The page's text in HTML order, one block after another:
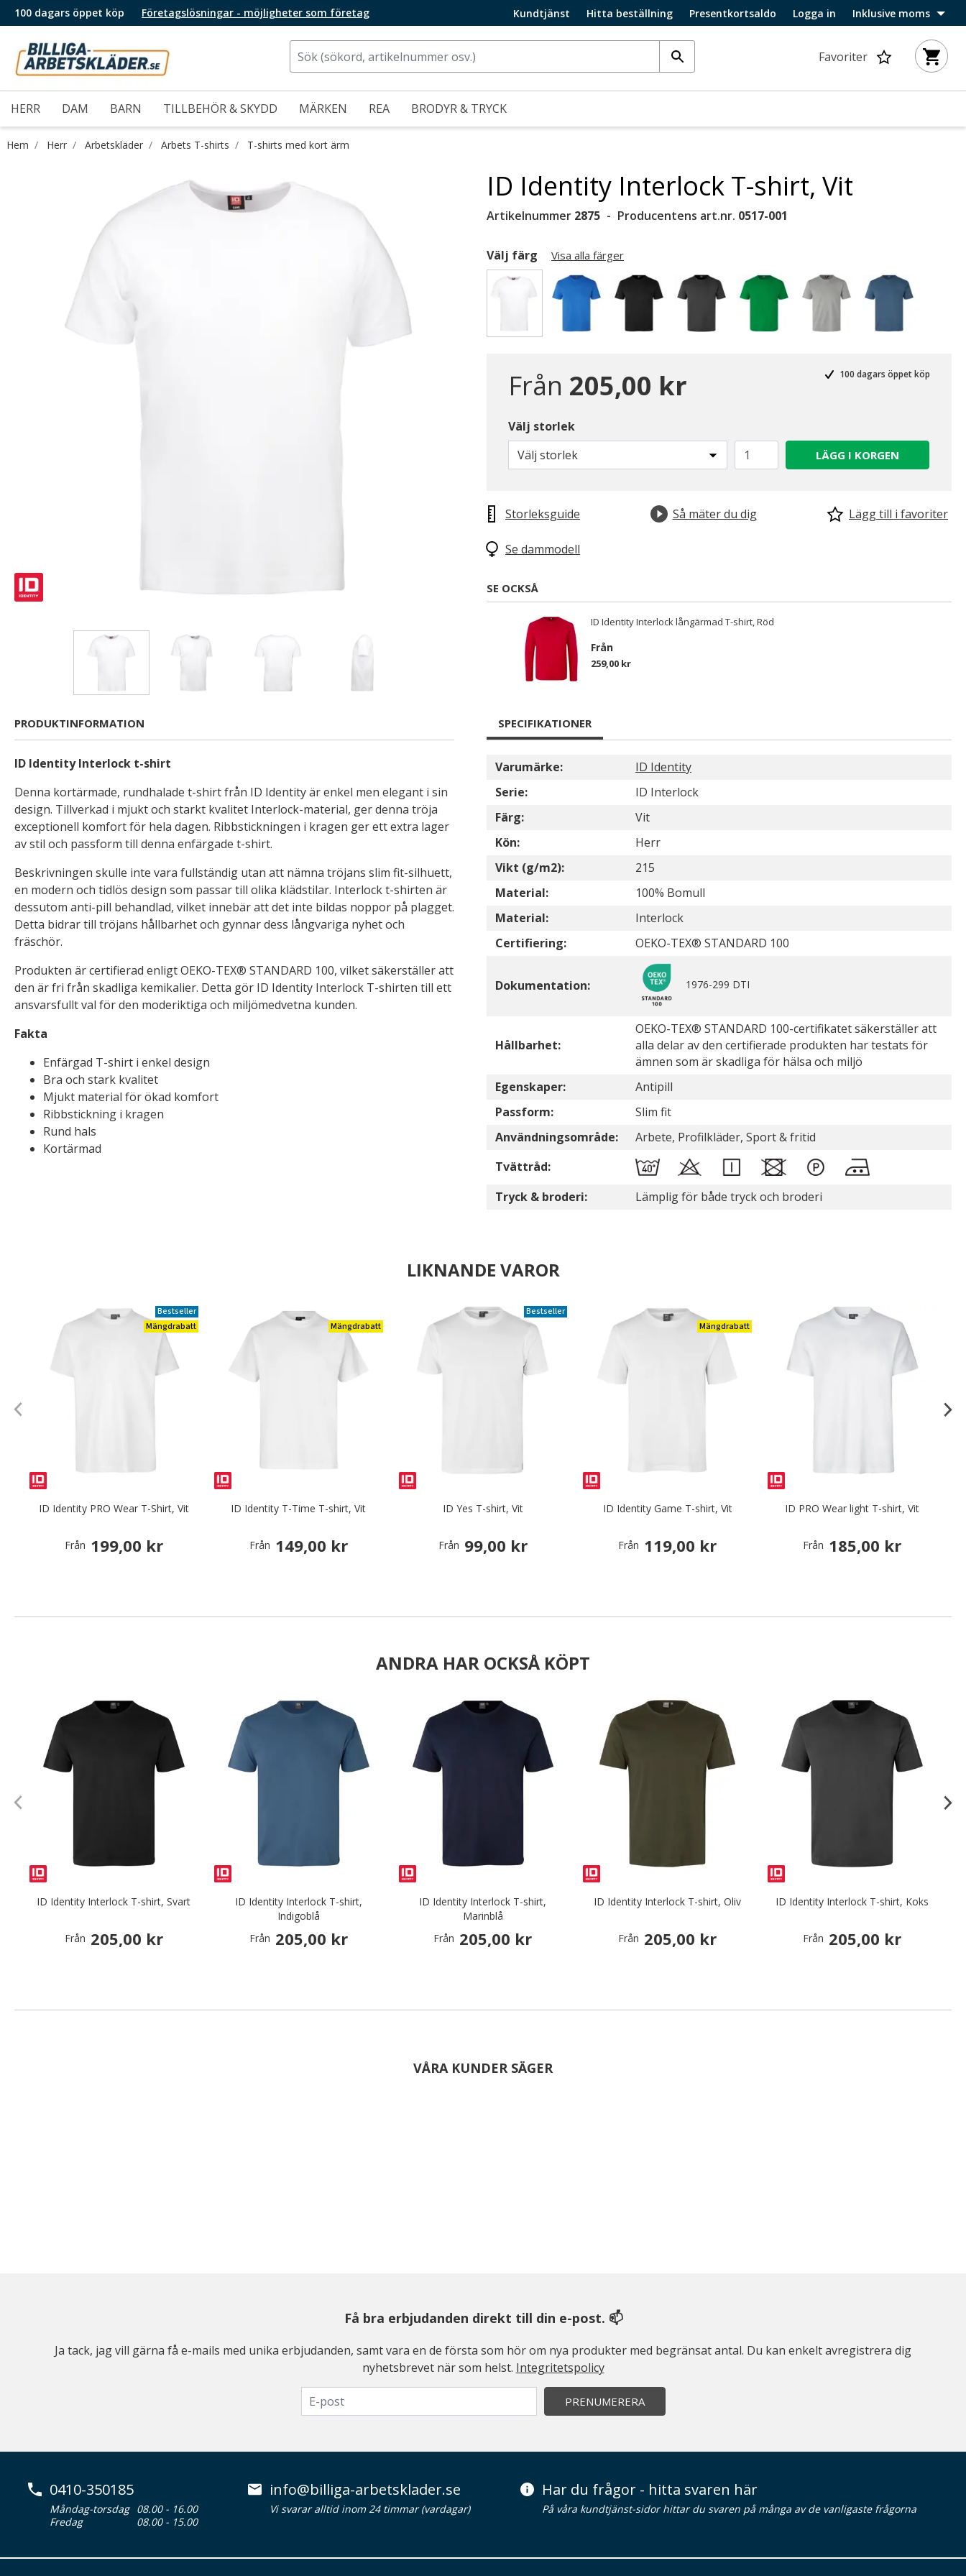
100 dagars öppet köp Företagslösningar - möjligheter som företag Kundtjänst Hitta beställning Presentkortsaldo Logga in Inklusive moms
Favoriter
HERR DAM BARN TILLBEHÖR & SKYDD MÄRKEN REA BRODYR & TRYCK
Hem Herr Arbetskläder Arbets T-shirts T-shirts med kort ärm
ID Identity Interlock T-shirt, Vit
Artikelnummer 2875 Producentens art.nr. 0517-001
Välj färg Visa alla färger
Från 205,00 kr 100 dagars öppet köp
Välj storlek
Välj storlek
LÄGG I KORGEN
Storleksguide Så mäter du dig Lägg till i favoriter
Se dammodell
SE OCKSÅ
ID Identity Interlock långärmad T-shirt, Röd
Från
259,00 kr
PRODUKTINFORMATION
ID Identity Interlock t-shirt
Denna kortärmade, rundhalade t-shirt från ID Identity är enkel men elegant i sin
design. Tillverkad i mjukt och starkt kvalitet Interlock-material, ger denna tröja
exceptionell komfort för hela dagen. Ribbstickningen i kragen ger ett extra lager
av stil och passform till denna enfärgade t-shirt.
Beskrivningen skulle inte vara fullständig utan att nämna tröjans slim fit-silhuett,
en modern och tidlös design som passar till olika klädstilar. Interlock t-shirten är
dessutom anti-pill behandlad, vilket innebär att det inte bildas noppor på plagget.
Detta bidrar till tröjans hållbarhet och gynnar dess långvariga nyhet och
fräschör.
Produkten är certifierad enligt OEKO-TEX® STANDARD 100, vilket säkerställer att
den är fri från skadliga kemikalier. Detta gör ID Identity Interlock T-shirten till ett
ansvarsfullt val för den moderiktiga och miljömedvetna kunden.
Fakta
Enfärgad T-shirt i enkel design
Bra och stark kvalitet
Mjukt material för ökad komfort
Ribbstickning i kragen
Rund hals
Kortärmad
SPECIFIKATIONER
Varumärke:
ID Identity
Serie:
ID Interlock
Färg:
Vit
Kön:
Herr
Vikt (g/m2):
215
Material:
100% Bomull
Material:
Interlock
Certifiering:
OEKO-TEX® STANDARD 100
Dokumentation: 1976-299 DTI
Hållbarhet:
OEKO-TEX® STANDARD 100-certifikatet säkerställer att
alla delar av den certifierade produkten har testats för
ämnen som är skadliga för hälsa och miljö
Egenskaper:
Antipill
Passform:
Slim fit
Användningsområde:
Arbete, Profilkläder, Sport & fritid
Tvättråd:
Tryck & broderi:
Lämplig för både tryck och broderi
LIKNANDE VAROR
Bestseller
Mängdrabatt
ID Identity PRO Wear T-Shirt, Vit
Från 199,00 kr
Mängdrabatt
ID Identity T-Time T-shirt, Vit
Från 149,00 kr
Bestseller
ID Yes T-shirt, Vit
Från 99,00 kr
Mängdrabatt
ID Identity Game T-shirt, Vit
Från 119,00 kr
ID PRO Wear light T-shirt, Vit
Från 185,00 kr
ANDRA HAR OCKSÅ KÖPT
ID Identity Interlock T-shirt, Svart
Från 205,00 kr
ID Identity Interlock T-shirt,
Indigoblå
Från 205,00 kr
ID Identity Interlock T-shirt,
Marinblå
Från 205,00 kr
ID Identity Interlock T-shirt, Oliv
Från 205,00 kr
ID Identity Interlock T-shirt, Koks
Från 205,00 kr
VÅRA KUNDER SÄGER
Få bra erbjudanden direkt till din e-post. 📫
Ja tack, jag vill gärna få e-mails med unika erbjudanden, samt vara en de första som hör om nya produkter med begränsat antal. Du kan enkelt avregistrera dig
nyhetsbrevet när som helst. Integritetspolicy
PRENUMERERA
0410-350185
Måndag-torsdag 08.00 - 16.00
Fredag
08.00 - 15.00
info@billiga-arbetsklader.se
Vi svarar alltid inom 24 timmar (vardagar)
Har du frågor - hitta svaren här
På våra kundtjänst-sidor hittar du svaren på många av de vanligaste frågorna